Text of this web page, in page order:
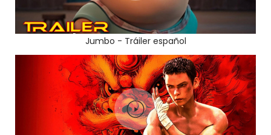
Jumbo - Tráiler español